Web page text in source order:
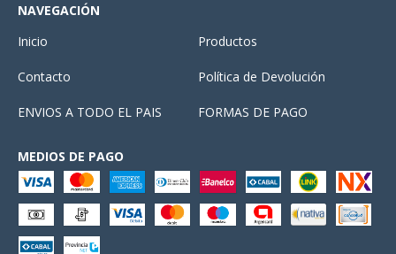
NAVEGACIÓN
Inicio
Productos
Contacto Política de Devolución
ENVIOS A TODO EL PAIS FORMAS DE PAGO
MEDIOS DE PAGO